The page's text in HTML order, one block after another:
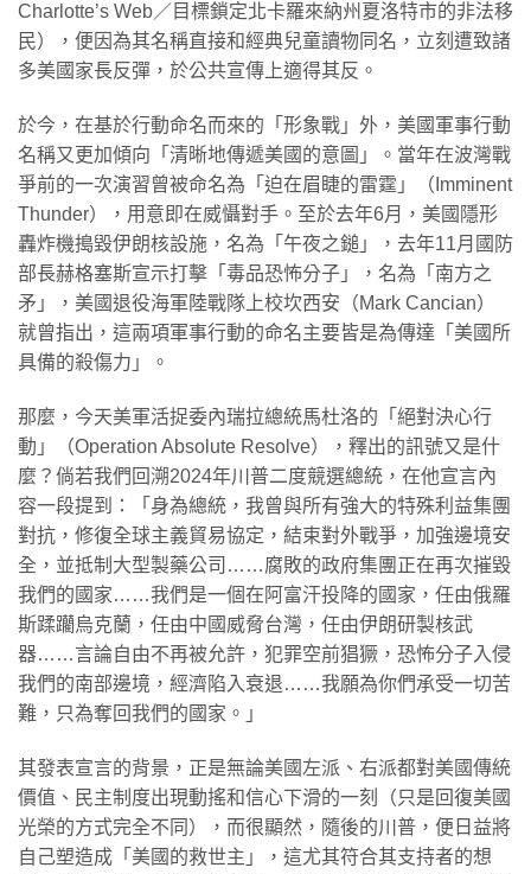
Charlotte’s Web／目標鎖定北卡羅來納州夏洛特市的非法移
民），便因為其名稱直接和經典兒童讀物同名，立刻遭致諸
多美國家長反彈，於公共宣傳上適得其反。
於今，在基於行動命名而來的「形象戰」外，美國軍事行動
名稱又更加傾向「清晰地傳遞美國的意圖」。當年在波灣戰
爭前的一次演習曾被命名為「迫在眉睫的雷霆」（Imminent
Thunder），用意即在威懾對手。至於去年6月，美國隱形
轟炸機搗毀伊朗核設施，名為「午夜之鎚」，去年11月國防
部長赫格塞斯宣示打擊「毒品恐怖分子」，名為「南方之
矛」，美國退役海軍陸戰隊上校坎西安（Mark Cancian）
就曾指出，這兩項軍事行動的命名主要皆是為傳達「美國所
具備的殺傷力」。
那麼，今天美軍活捉委內瑞拉總統馬杜洛的「絕對決心行
動」（Operation Absolute Resolve），釋出的訊號又是什
麼？倘若我們回溯2024年川普二度競選總統，在他宣言內
容一段提到：「身為總統，我曾與所有強大的特殊利益集團
對抗，修復全球主義貿易協定，結束對外戰爭，加強邊境安
全，並抵制大型製藥公司……腐敗的政府集團正在再次摧毀
我們的國家……我們是一個在阿富汗投降的國家，任由俄羅
斯蹂躪烏克蘭，任由中國威脅台灣，任由伊朗研製核武
器……言論自由不再被允許，犯罪空前猖獗，恐怖分子入侵
我們的南部邊境，經濟陷入衰退……我願為你們承受一切苦
難，只為奪回我們的國家。」
其發表宣言的背景，正是無論美國左派、右派都對美國傳統
價值、民主制度出現動搖和信心下滑的一刻（只是回復美國
光榮的方式完全不同），而很顯然，隨後的川普，便日益將
自己塑造成「美國的救世主」，這尤其符合其支持者的想